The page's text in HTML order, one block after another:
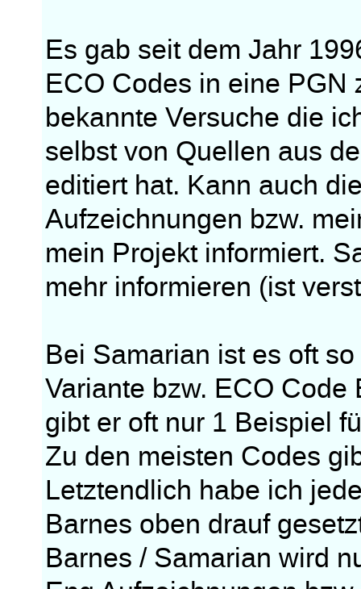
Es gab seit dem Jahr
ECO Codes in eine PGN
bekannte Versuche die
selbst von Quellen aus
editiert hat. Kann auch
Aufzeichnungen bzw.
mein Projekt informiert.
mehr informieren (ist
Bei Samarian ist es oft
Variante bzw. ECO
gibt er oft nur 1 Beispiel
Zu den meisten Codes
Letztendlich habe ich
Barnes oben drauf
Barnes / Samarian wird